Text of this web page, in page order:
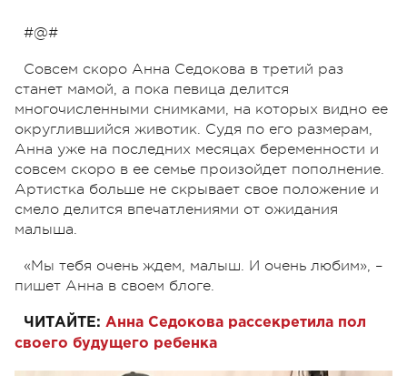
#@#
Совсем скоро Анна Седокова в третий раз
станет мамой, а пока певица делится
многочисленными снимками, на которых видно ее
округлившийся животик. Судя по его размерам,
Анна уже на последних месяцах беременности и
совсем скоро в ее семье произойдет пополнение.
Артистка больше не скрывает свое положение и
смело делится впечатлениями от ожидания
малыша.
«Мы тебя очень ждем, малыш. И очень любим», –
пишет Анна в своем блоге.
ЧИТАЙТЕ: Анна Седокова рассекретила пол
своего будущего ребенка